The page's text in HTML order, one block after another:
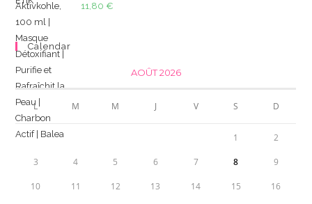
11,80 €
Calendar
AOÛT 2026
L M M J V S D
1 2
3 4 5 6 7 8 9
10 11 12 13 14 15 16